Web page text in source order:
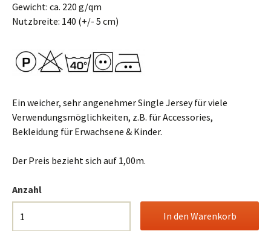
Gewicht: ca. 220 g/qm
Nutzbreite: 140 (+/- 5 cm)
Ein weicher, sehr angenehmer Single Jersey für viele
Verwendungsmöglichkeiten, z.B. für Accessories,
Bekleidung für Erwachsene & Kinder.
Der Preis bezieht sich auf 1,00m.
Anzahl